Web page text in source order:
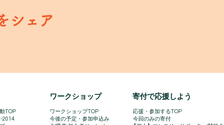
シェア
TOP
2014
​ワークショップ 寄付で応援しよう
ワークショップTOP
今後の予定・参加申込み
応援・参加するTOP
今回のみの寄付